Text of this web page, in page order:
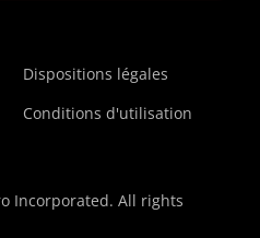
Dispositions légales
Conditions d'utilisation
Incorporated. All rights